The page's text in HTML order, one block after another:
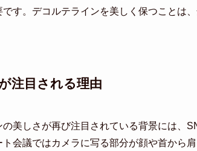
す。デコルテラインを美しく保つことは
注目される理由
美しさが再び注目されている背景には、
会議ではカメラに写る部分が顔や首から